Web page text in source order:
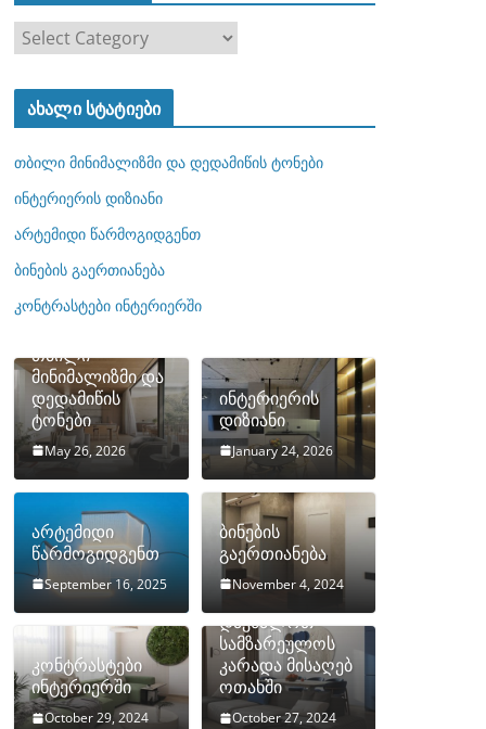
ტ
ო
რ
ბ
ი
ახალი სტატიები
თბილი მინიმალიზმი და დედამიწის ტონები
ინტერიერის დიზიანი
არტემიდი წარმოგიდგენთ
ბინების გაერთიანება
კონტრასტები ინტერიერში
თბილი
მინიმალიზმი და
დედამიწის
ტონები
May 26, 2026
ინტერიერის
დიზიანი
January 24, 2026
არტემიდი
წარმოგიდგენთ
September 16, 2025
ბინების
გაერთიანება
November 4, 2024
კონტრასტები
ინტერიერში
October 29, 2024
როგორ
დავმალოთ
სამზარეულოს
კარადა მისაღებ
ოთახში
October 27, 2024